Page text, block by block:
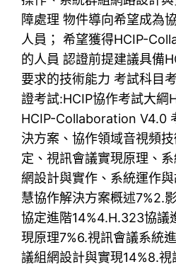
障處理 物件導向希望成為
人員； 希望獲得HCIP-
的人員 認證前提建議具備
要求的技術能力 考試科目
證考試:HCIP協作考試大綱
HCIP-Collaboration V4.0
決方案、協作領域音視頻
定、視訊會議實現原理、
網設計與實作、系統運作
慧協作解決方案概述7%2.
協定進階14%4.H.323協議
現原理7%6.視訊會議系統
議組網設計與實現14%8.